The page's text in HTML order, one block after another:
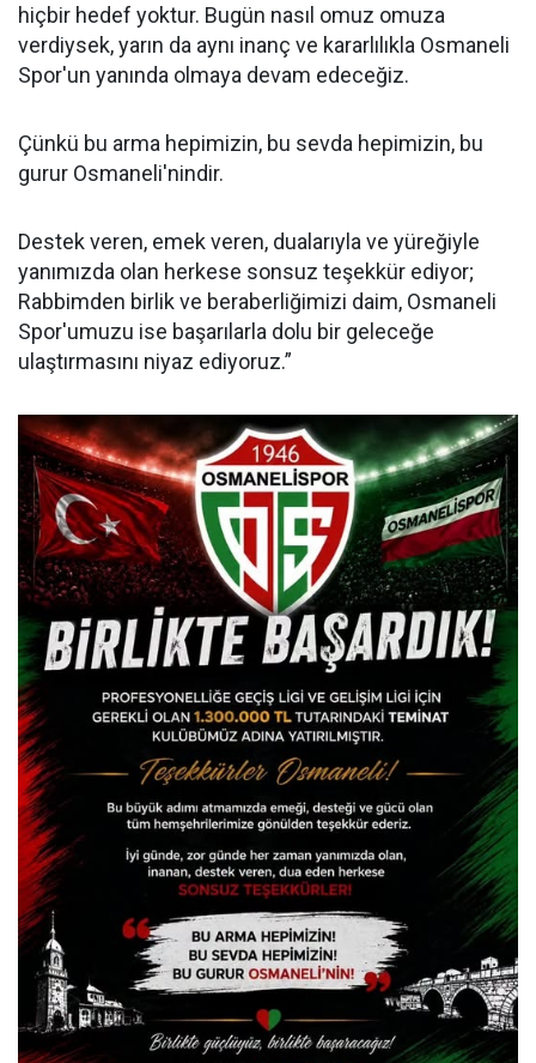
hiçbir hedef yoktur. Bugün nasıl omuz omuza
verdiysek, yarın da aynı inanç ve kararlılıkla Osmaneli
Spor'un yanında olmaya devam edeceğiz.
Çünkü bu arma hepimizin, bu sevda hepimizin, bu
gurur Osmaneli'nindir.
Destek veren, emek veren, dualarıyla ve yüreğiyle
yanımızda olan herkese sonsuz teşekkür ediyor;
Rabbimden birlik ve beraberliğimizi daim, Osmaneli
Spor'umuzu ise başarılarla dolu bir geleceğe
ulaştırmasını niyaz ediyoruz.”